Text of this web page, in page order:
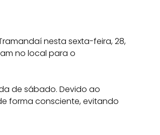
nesta sexta-feira, 28,
no local para o
de sábado. Devido ao
forma consciente, evitando